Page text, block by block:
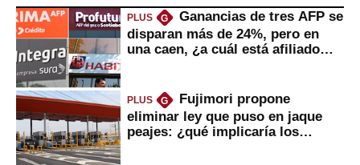
PLUS G
Ganancias de tres AFP se
disparan más de 24%, pero en
una caen, ¿a cuál está afiliado
PLUS G
Fujimori propone
eliminar ley que puso en jaque
peajes: ¿qué implicaría los